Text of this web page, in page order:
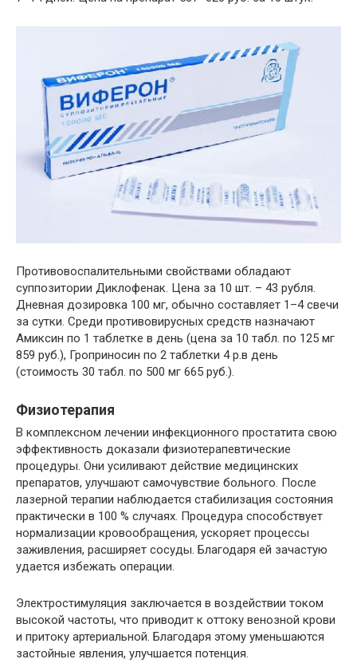
Противовоспалительными свойствами обладают
суппозитории Диклофенак. Цена за 10 шт. – 43 рубля.
Дневная дозировка 100 мг, обычно составляет 1–4 свечи
за сутки. Среди противовирусных средств назначают
Амиксин по 1 таблетке в день (цена за 10 табл. по 125 мг
859 руб.), Гроприносин по 2 таблетки 4 р.в день
(стоимость 30 табл. по 500 мг 665 руб.).
Физиотерапия
В комплексном лечении инфекционного простатита свою
эффективность доказали физиотерапевтические
процедуры. Они усиливают действие медицинских
препаратов, улучшают самочувствие больного. После
лазерной терапии наблюдается стабилизация состояния
практически в 100 % случаях. Процедура способствует
нормализации кровообращения, ускоряет процессы
заживления, расширяет сосуды. Благодаря ей зачастую
удается избежать операции.
Электростимуляция заключается в воздействии током
высокой частоты, что приводит к оттоку венозной крови
и притоку артериальной. Благодаря этому уменьшаются
застойные явления, улучшается потенция.